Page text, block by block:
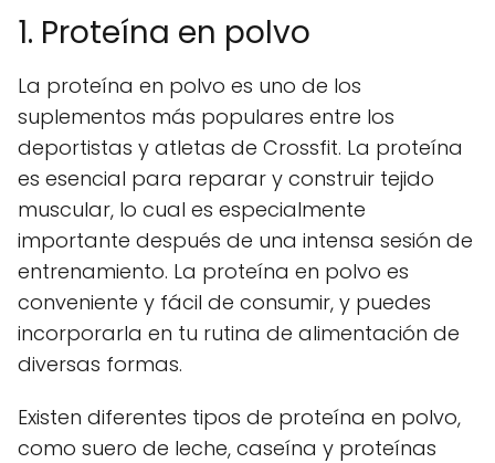
1. Proteína en polvo
La proteína en polvo es uno de los
suplementos más populares entre los
deportistas y atletas de Crossfit. La proteína
es esencial para reparar y construir tejido
muscular, lo cual es especialmente
importante después de una intensa sesión de
entrenamiento. La proteína en polvo es
conveniente y fácil de consumir, y puedes
incorporarla en tu rutina de alimentación de
diversas formas.
Existen diferentes tipos de proteína en polvo,
como suero de leche, caseína y proteínas